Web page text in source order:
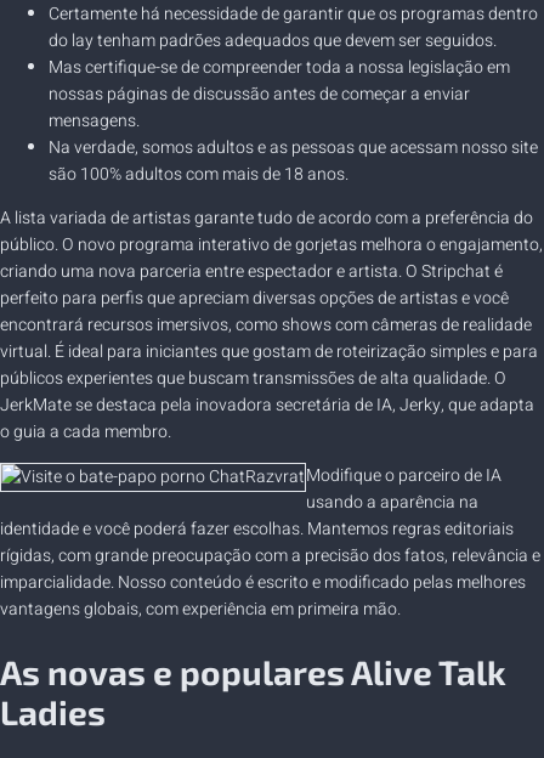
Certamente há necessidade de garantir que os programas dentro
do lay tenham padrões adequados que devem ser seguidos.
Mas certifique-se de compreender toda a nossa legislação em
nossas páginas de discussão antes de começar a enviar
mensagens.
Na verdade, somos adultos e as pessoas que acessam nosso site
são 100% adultos com mais de 18 anos.
A lista variada de artistas garante tudo de acordo com a preferência do
público. O novo programa interativo de gorjetas melhora o engajamento,
criando uma nova parceria entre espectador e artista. O Stripchat é
perfeito para perfis que apreciam diversas opções de artistas e você
encontrará recursos imersivos, como shows com câmeras de realidade
virtual. É ideal para iniciantes que gostam de roteirização simples e para
públicos experientes que buscam transmissões de alta qualidade. O
JerkMate se destaca pela inovadora secretária de IA, Jerky, que adapta
o guia a cada membro.
Modifique o parceiro de IA
usando a aparência na
identidade e você poderá fazer escolhas. Mantemos regras editoriais
rígidas, com grande preocupação com a precisão dos fatos, relevância e
imparcialidade. Nosso conteúdo é escrito e modificado pelas melhores
vantagens globais, com experiência em primeira mão.
As novas e populares Alive Talk
Ladies